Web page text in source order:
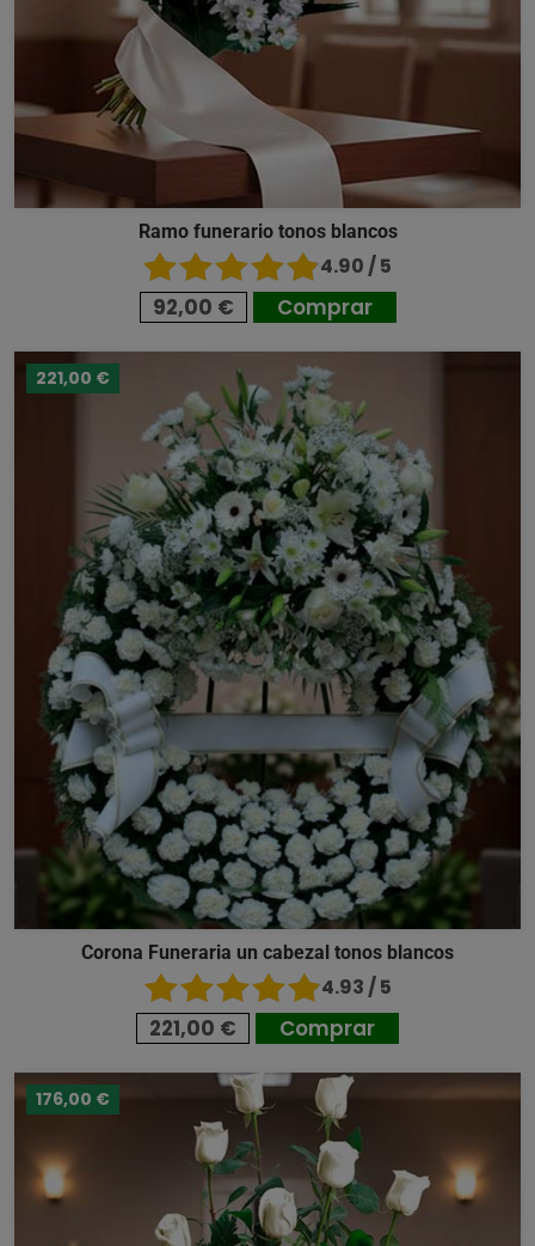
Ramo funerario tonos blancos
4.90 / 5
92,00 € Comprar
221,00 €
Corona Funeraria un cabezal tonos blancos
4.93 / 5
221,00 € Comprar
176,00 €